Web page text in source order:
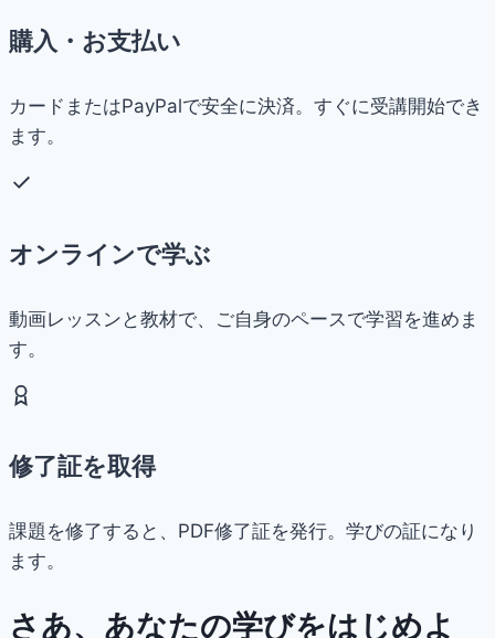
購入・お支払い
カードまたはPayPalで安全に決済。すぐに受講開始でき
ます。
オンラインで学ぶ
動画レッスンと教材で、ご自身のペースで学習を進めま
す。
修了証を取得
課題を修了すると、PDF修了証を発行。学びの証になり
ます。
さあ、あなたの学びをはじめよ